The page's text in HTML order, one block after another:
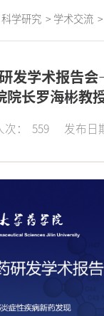
科学研究 学术交流
研发学术报告
院长罗海彬教
： 559 发布日